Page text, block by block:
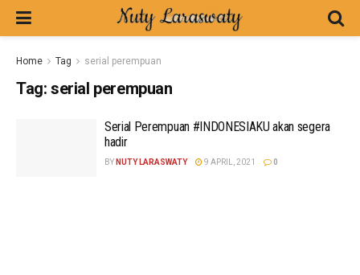
Home Tag serial perempuan
Tag: serial perempuan
Serial Perempuan #INDONESIAKU akan segera
hadir
BY NUTY LARASWATY 9 APRIL, 2021 0